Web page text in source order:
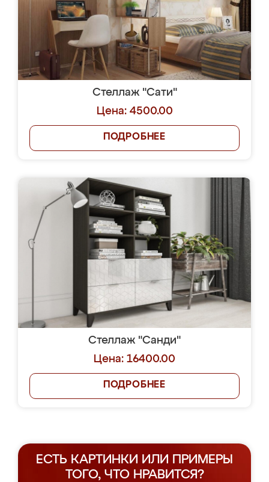
Стеллаж "Сати"
Цена: 4500.00
ПОДРОБНЕЕ
Стеллаж "Санди"
Цена: 16400.00
ПОДРОБНЕЕ
ЕСТЬ КАРТИНКИ ИЛИ ПРИМЕРЫ
ТОГО, ЧТО НРАВИТСЯ?